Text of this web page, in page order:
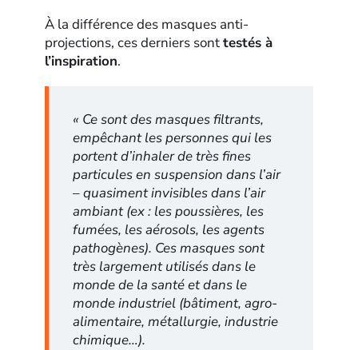
À la différence des masques anti-
projections, ces derniers sonttestés à
l’inspiration.
« Ce sont des masques filtrants,
empêchant les personnes qui les
portent d’inhaler de très fines
particules en suspension dans l’air
– quasiment invisibles dans l’air
ambiant (ex : les poussières, les
fumées, les aérosols, les agents
pathogènes). Ces masques sont
très largement utilisés dans le
monde de la santé et dans le
monde industriel (bâtiment, agro-
alimentaire, métallurgie, industrie
chimique…).